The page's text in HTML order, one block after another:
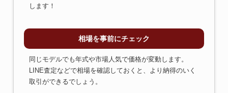
します！
相場を事前にチェック
同じモデルでも年式や市場人気で価格が変動します。
LINE査定などで相場を確認しておくと、より納得のいく
取引ができるでしょう。